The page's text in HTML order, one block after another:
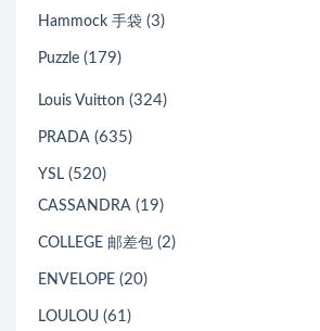
Hammock 手袋 (3)
Puzzle (179)
Louis Vuitton (324)
PRADA (635)
YSL (520)
CASSANDRA (19)
COLLEGE 邮差包 (2)
ENVELOPE (20)
LOULOU (61)